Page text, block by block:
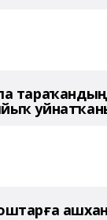
тараҡандың